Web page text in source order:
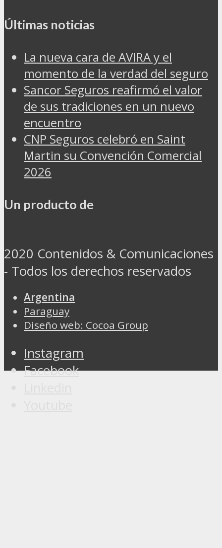
Últimas noticias
La nueva cara de AVIRA y el
momento de la verdad del seguro
Sancor Seguros reafirmó el valor
de sus tradiciones en un nuevo
encuentro
CNP Seguros celebró en Saint
Martin su Convención Comercial
2026
Un producto de
2020 Contenidos & Comunicaciones
- Todos los derechos reservados
Argentina
Paraguay
Diseño web: Cocoa Group
Instagram
Facebook